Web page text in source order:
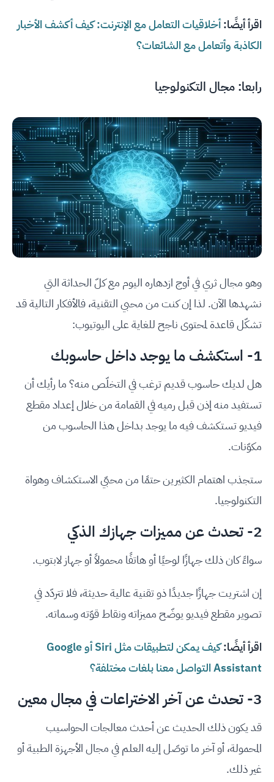
اقرأ أيضًا:أخلاقيات التعامل مع الإنترنت: كيف أكشف الأخبار
الكاذبة وأتعامل مع الشائعات؟
رابعا: مجال التكنولوجيا
وهو مجال ثري في أوج ازدهاره اليوم مع كلّ الحداثة التي
نشهدها الآن. لذا إن كنت من محبي التقنية، فالأفكار التالية قد
تشكّل قاعدة لمحتوى ناجح للغاية على اليوتيوب:
1- استكشف ما يوجد داخل حاسوبك
هل لديك حاسوب قديم ترغب في التخلّص منه؟ ما رأيك أن
تستفيد منه إذن قبل رميه في القمامة من خلال إعداد مقطع
فيديو تستكشف فيه ما يوجد بداخل هذا الحاسوب من
مكوّنات.
ستجذب اهتمام الكثيرين حتمًا من محبّي الاستكشاف وهواة
التكنولوجيا.
2- تحدث عن مميزات جهازك الذكي
سواءً كان ذلك جهازًا لوحيًا أو هاتفًا محمولاً أو جهاز لابتوب.
إن اشتريت جهازًا جديدًا ذو تقنية عالية حديثة، فلا تتردّد في
تصوير مقطع فيديو يوضّح مميزاته ونقاط قوّته وسماته.
اقرأ أيضًا:
كيف يمكن لتطبيقات مثل Siri أو Google
Assistant التواصل معنا بلغات مختلفة؟
3- تحدث عن آخر الاختراعات في مجال معين
قد يكون ذلك الحديث عن أحدث معالجات الحواسيب
المحمولة، أو آخر ما توصّل إليه العلم في مجال الأجهزة الطبية أو
غير ذلك.